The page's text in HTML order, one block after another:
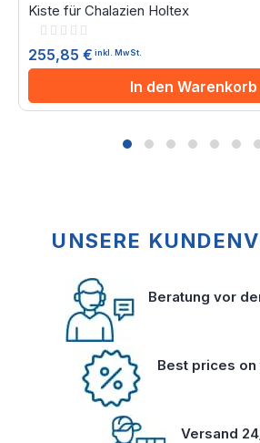
Kiste für Chalazien Holtex
Rating:
255,85 € inkl. MwSt.
In den Warenkorb
UNSERE
Beratung vor
Best prices
Versand